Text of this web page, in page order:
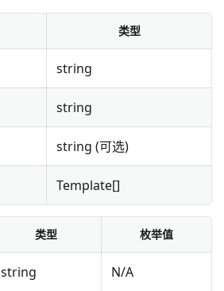
类型
string
string
string (可选)
Template[]
类型 枚举值
string N/A